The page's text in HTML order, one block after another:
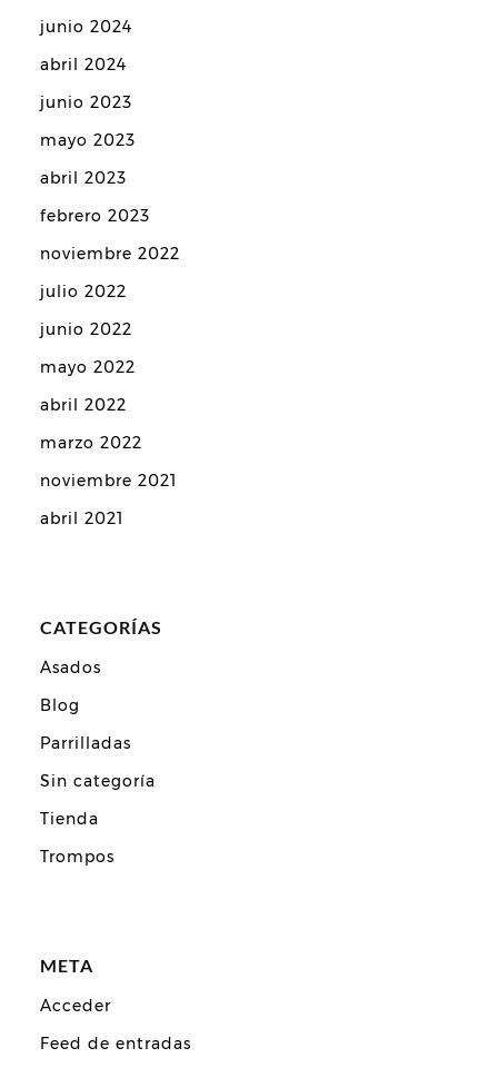
junio 2024
abril 2024
junio 2023
mayo 2023
abril 2023
febrero 2023
noviembre 2022
julio 2022
junio 2022
mayo 2022
abril 2022
marzo 2022
noviembre 2021
abril 2021
CATEGORÍAS
Asados
Blog
Parrilladas
Sin categoría
Tienda
Trompos
META
Acceder
Feed de entradas